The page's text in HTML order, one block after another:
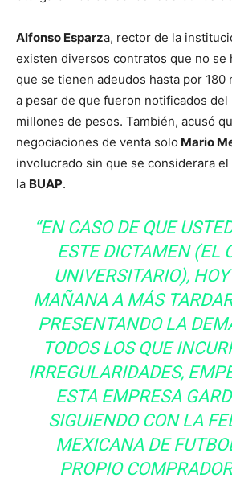
Alfonso Esparza, rector de la
existen diversos contratos que no se
que se tienen adeudos hasta por 180
a pesar de que fueron notificados del
millones de pesos. También, acusó
negociaciones de venta solo Mario
involucrado sin que se considerara
la BUAP.
“EN CASO DE QUE
ESTE DICTAMEN (EL
UNIVERSITARIO),
MAÑANA A MÁS
PRESENTANDO LA
TODOS LOS QUE
IRREGULARIDADES,
ESTA EMPRESA
SIGUIENDO CON LA
MEXICANA DE
PROPIO